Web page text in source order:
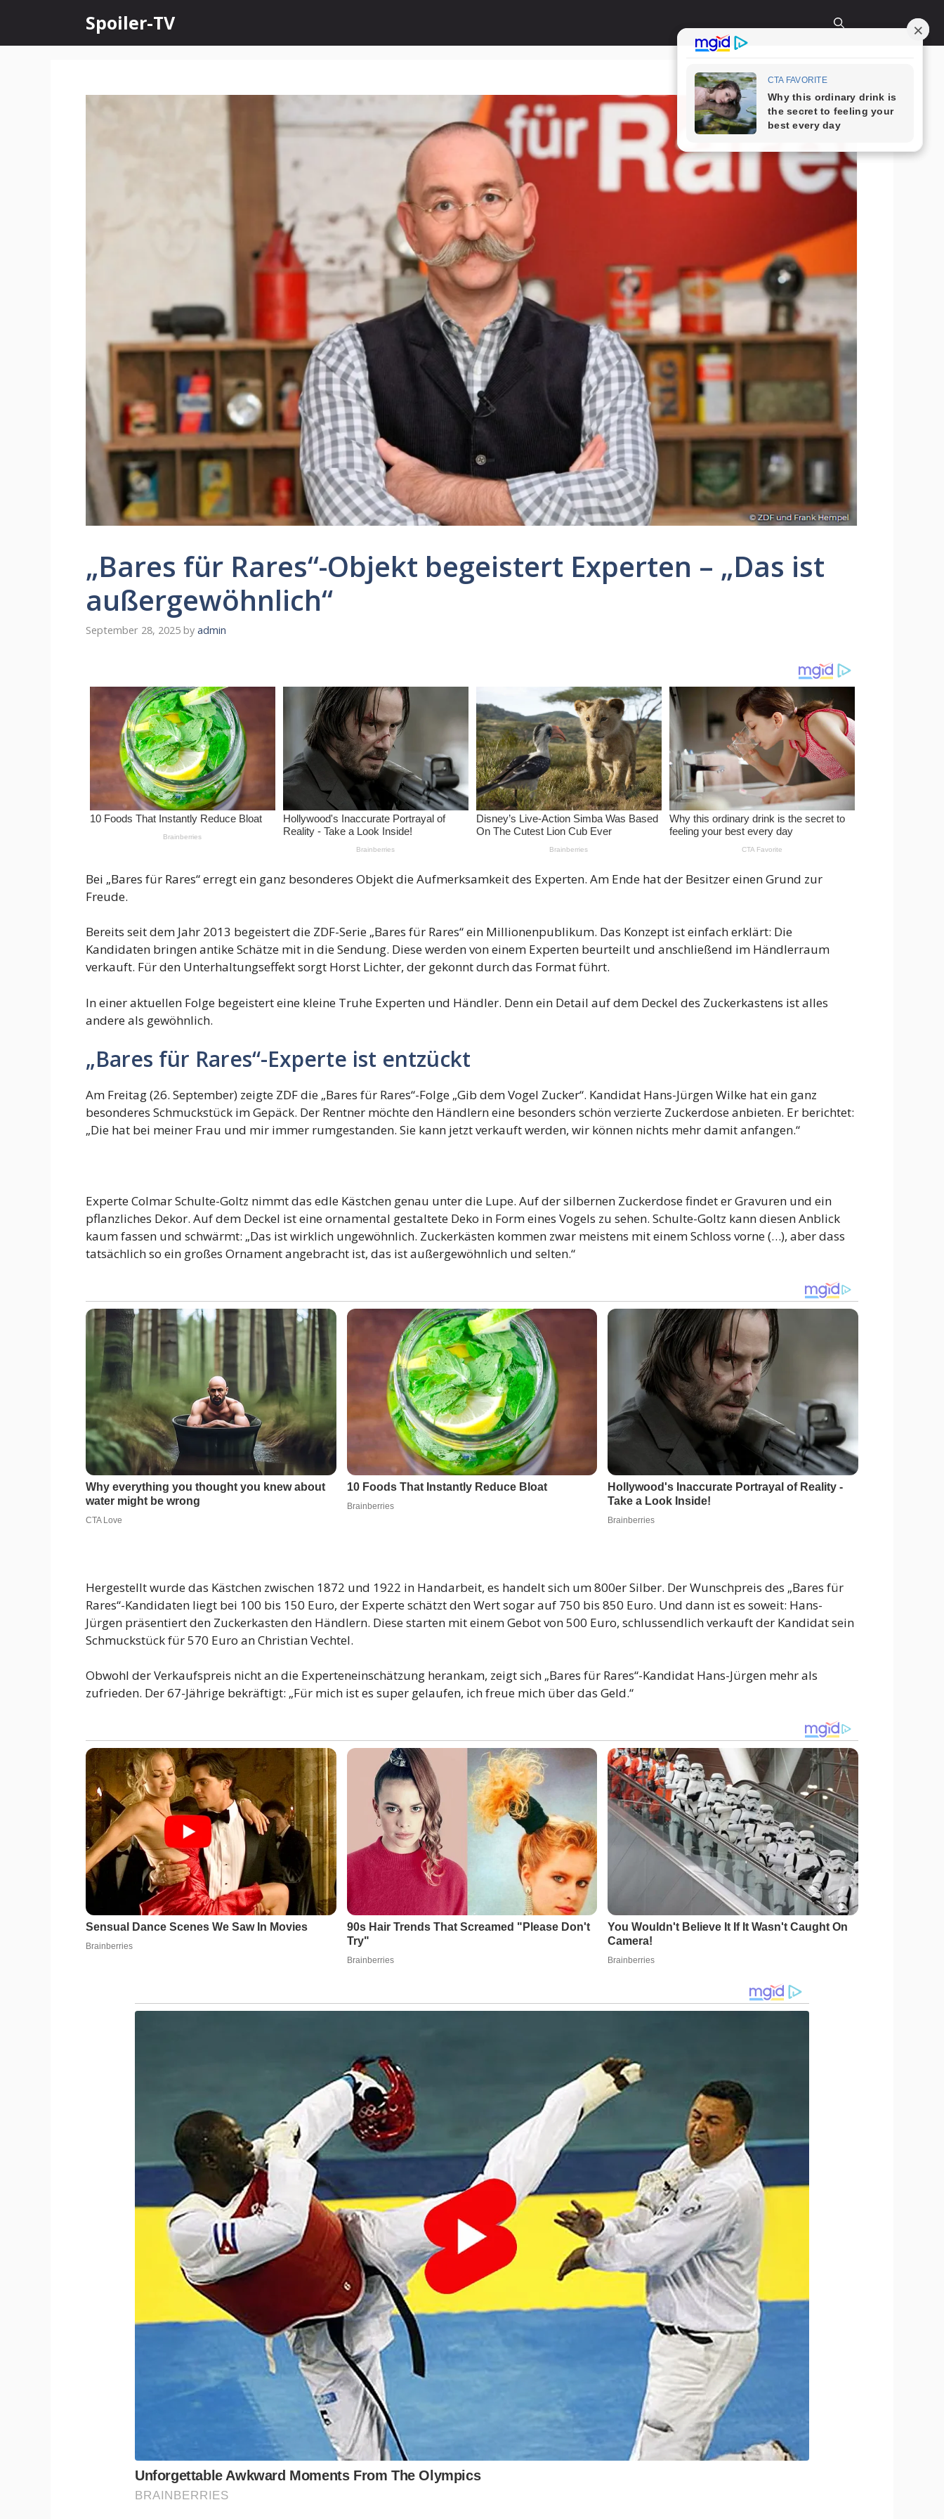
content
Spoiler-TV
„Bares für Rares“-Objekt begeistert Experten – „Das ist
außergewöhnlich“
September 28, 2025 by admin
Bei „Bares für Rares“ erregt ein ganz besonderes Objekt die Aufmerksamkeit des Experten. Am Ende hat der Besitzer einen Grund zur
Freude.
Bereits seit dem Jahr 2013 begeistert die ZDF-Serie „Bares für Rares“ ein Millionenpublikum. Das Konzept ist einfach erklärt: Die
Kandidaten bringen antike Schätze mit in die Sendung. Diese werden von einem Experten beurteilt und anschließend im Händlerraum
verkauft. Für den Unterhaltungseffekt sorgt Horst Lichter, der gekonnt durch das Format führt.
In einer aktuellen Folge begeistert eine kleine Truhe Experten und Händler. Denn ein Detail auf dem Deckel des Zuckerkastens ist alles
andere als gewöhnlich.
„Bares für Rares“-Experte ist entzückt
Am Freitag (26. September) zeigte ZDF die „Bares für Rares“-Folge „Gib dem Vogel Zucker“. Kandidat Hans-Jürgen Wilke hat ein ganz
besonderes Schmuckstück im Gepäck. Der Rentner möchte den Händlern eine besonders schön verzierte Zuckerdose anbieten. Er berichtet:
„Die hat bei meiner Frau und mir immer rumgestanden. Sie kann jetzt verkauft werden, wir können nichts mehr damit anfangen.“
Experte Colmar Schulte-Goltz nimmt das edle Kästchen genau unter die Lupe. Auf der silbernen Zuckerdose findet er Gravuren und ein
pflanzliches Dekor. Auf dem Deckel ist eine ornamental gestaltete Deko in Form eines Vogels zu sehen. Schulte-Goltz kann diesen Anblick
kaum fassen und schwärmt: „Das ist wirklich ungewöhnlich. Zuckerkästen kommen zwar meistens mit einem Schloss vorne (…), aber dass
tatsächlich so ein großes Ornament angebracht ist, das ist außergewöhnlich und selten.“
Hergestellt wurde das Kästchen zwischen 1872 und 1922 in Handarbeit, es handelt sich um 800er Silber. Der Wunschpreis des „Bares für
Rares“-Kandidaten liegt bei 100 bis 150 Euro, der Experte schätzt den Wert sogar auf 750 bis 850 Euro. Und dann ist es soweit: Hans-
Jürgen präsentiert den Zuckerkasten den Händlern. Diese starten mit einem Gebot von 500 Euro, schlussendlich verkauft der Kandidat sein
Schmuckstück für 570 Euro an Christian Vechtel.
Obwohl der Verkaufspreis nicht an die Experteneinschätzung herankam, zeigt sich „Bares für Rares“-Kandidat Hans-Jürgen mehr als
zufrieden. Der 67-Jährige bekräftigt: „Für mich ist es super gelaufen, ich freue mich über das Geld.“